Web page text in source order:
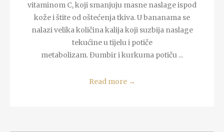
vitaminom C, koji smanjuju masne naslage ispod
kože i štite od oštećenja tkiva. U bananama se
nalazi velika količina kalija koji suzbija naslage
tekućine u tijelu i potiče
metabolizam. Đumbir i kurkuma potiču ...
Read more →